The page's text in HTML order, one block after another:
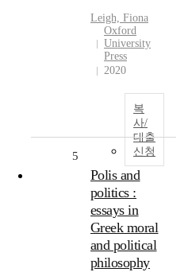
Leigh, Fiona
Oxford
University
Press
2020
복
사/
대출
신청
5
Polis and
politics :
essays in
Greek moral
and political
philosophy